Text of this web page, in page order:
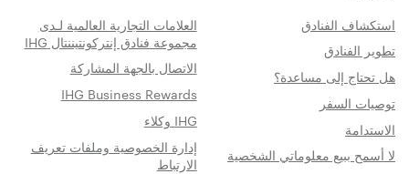
استكشاف الفنادق
العلامات التجارية العالمية لـدى
مجموعة فنادق إنتركونتيننتال IHG
تطوير الفنادق
الاتصال بالجهة المشاركة
هل تحتاج إلى مساعدة؟
IHG Business Rewards
توصيات السفر
IHG وكلاء
الاستدامة
إدارة الخصوصية وملفات تعريف
الارتباط
لا أسمح ببيع معلوماتي الشخصية